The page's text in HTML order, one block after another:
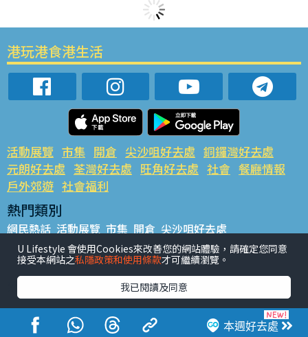
本週好去處
港玩港食港生活
活動展覽 市集 開倉 尖沙咀好去處 銅鑼灣好去處
元朗好去處 荃灣好去處 旺角好去處 社會 餐廳情報
戶外郊遊 社會福利
熱門類別
網民熱話 活動展覽 市集 開倉 尖沙咀好去處
銅鑼灣好去處 元朗好去處 荃灣好去處 旺角好去處 社會
餐廳情報 戶外郊遊
熱門標籤
#UGO搵好去處 #人氣活動推介 #美食社群熱話
#親子玩樂好去處
#ULifestyle應用程式
#限時搶
U Lifestyle 會使用Cookies來改善您的網站體驗，請確定您同意
接受本網站之私隱政策和使用條款才可繼續瀏覽。
我已閱讀及同意